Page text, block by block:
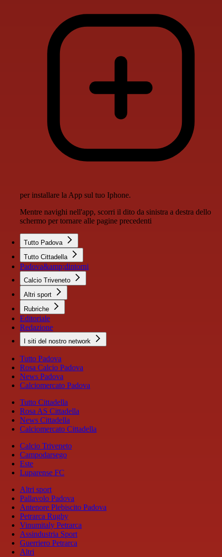
per installare la App sul tuo Iphone.
Mentre navighi nell'app, scorri il dito da sinistra a destra dello
schermo per tornare alle pagine precedenti
Tutto Padova
Tutto Cittadella
Padova&amp;dintorni
Calcio Triveneto
Altri sport
Rubriche
Editoriale
Redazione
I siti del nostro network
Tutto Padova
Rosa Calcio Padova
News Padova
Calciomercato Padova
Tutto Cittadella
Rosa AS Cittadella
News Cittadella
Calciomercato Cittadella
Calcio Triveneto
Campodarsego
Este
Luparense FC
Altri sport
Pallavolo Padova
Antenore Plebiscito Padova
Petrarca Rugby
Vinumitaly Petrarca
Assindustria Sport
Guerriero Petrarca
Altri